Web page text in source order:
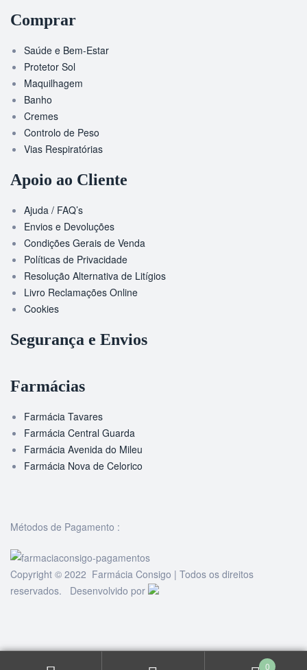
Comprar
Saúde e Bem-Estar
Protetor Sol
Maquilhagem
Banho
Cremes
Controlo de Peso
Vias Respiratórias
Apoio ao Cliente
Ajuda / FAQ’s
Envios e Devoluções
Condições Gerais de Venda
Políticas de Privacidade
Resolução Alternativa de Litígios
Livro Reclamações Online
Cookies
Segurança e Envios
Farmácias
Farmácia Tavares
Farmácia Central Guarda
Farmácia Avenida do Mileu
Farmácia Nova de Celorico
Métodos de Pagamento :
Copyright © 2022 Farmácia Consigo | Todos os direitos
reservados. Desenvolvido por
0